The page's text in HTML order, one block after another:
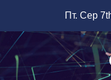
вмісту
Пт. Сер